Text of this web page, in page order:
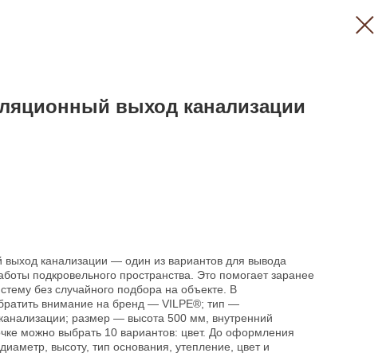
выход канализации
выход канализации — один из вариантов для вывода
подкровельного пространства. Это помогает заранее
без случайного подбора на объекте. В
внимание на бренд — VILPE®; тип —
размер — высота 500 мм, внутренний
можно выбрать 10 вариантов: цвет. До оформления
высоту, тип основания, утепление, цвет и